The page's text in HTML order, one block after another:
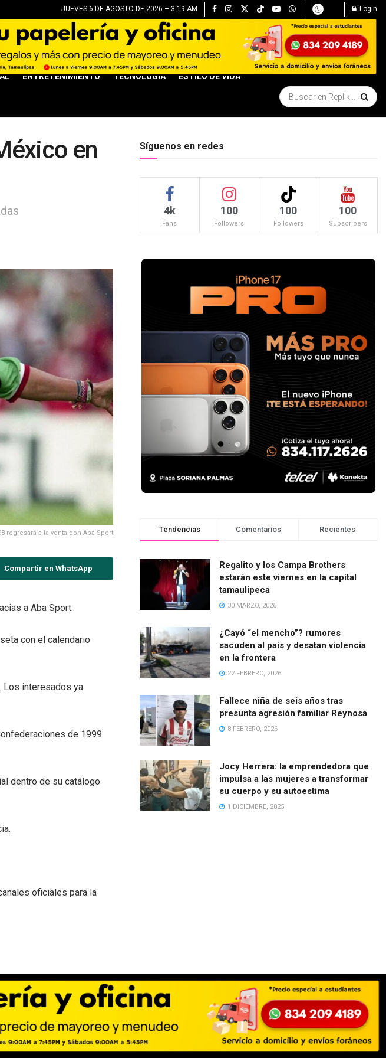
JUEVES 6 DE AGOSTO DE 2026 – 3:19 AM Login
ENTRETENIMIENTO TECNOLOGÍA ESTILO DE VIDA
en
regresará a la venta con Aba Sport
Compartir en WhatsApp
a Aba Sport.
con el calendario
Los interesados ya
de 1999
dentro de su catálogo
oficiales para la
Síguenos en redes
4k
Fans
100
Followers
100
Followers
100
Subscribers
Tendencias Comentarios Recientes
Regalito y los Campa Brothers
estarán este viernes en la capital
tamaulipeca
30 MARZO, 2026
¿Cayó “el mencho”? rumores
sacuden al país y desatan violencia
en la frontera
22 FEBRERO, 2026
Fallece niña de seis años tras
presunta agresión familiar Reynosa
8 FEBRERO, 2026
Jocy Herrera: la emprendedora que
impulsa a las mujeres a transformar
su cuerpo y su autoestima
1 DICIEMBRE, 2025